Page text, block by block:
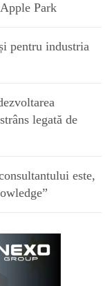
Park
pentru industria
legată de
este,